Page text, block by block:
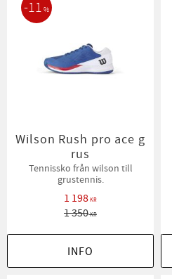
Wilson Rush pro ace g
rus
Tennissko från wilson till
grustennis.
1 198KR
1 350KR
11 %
INFO